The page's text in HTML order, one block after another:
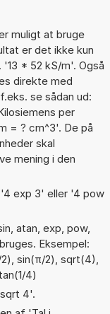
muligt at bruge
er det ikke kun
'13 * 52 kS/m'. Også
direkte med
se sådan ud:
per
= ? cm^3'. De på
skal
mening i den
exp 3' eller '4 pow
atan, exp, pow,
Eksempel:
sin(π/2), sqrt(4),
4)
4'.